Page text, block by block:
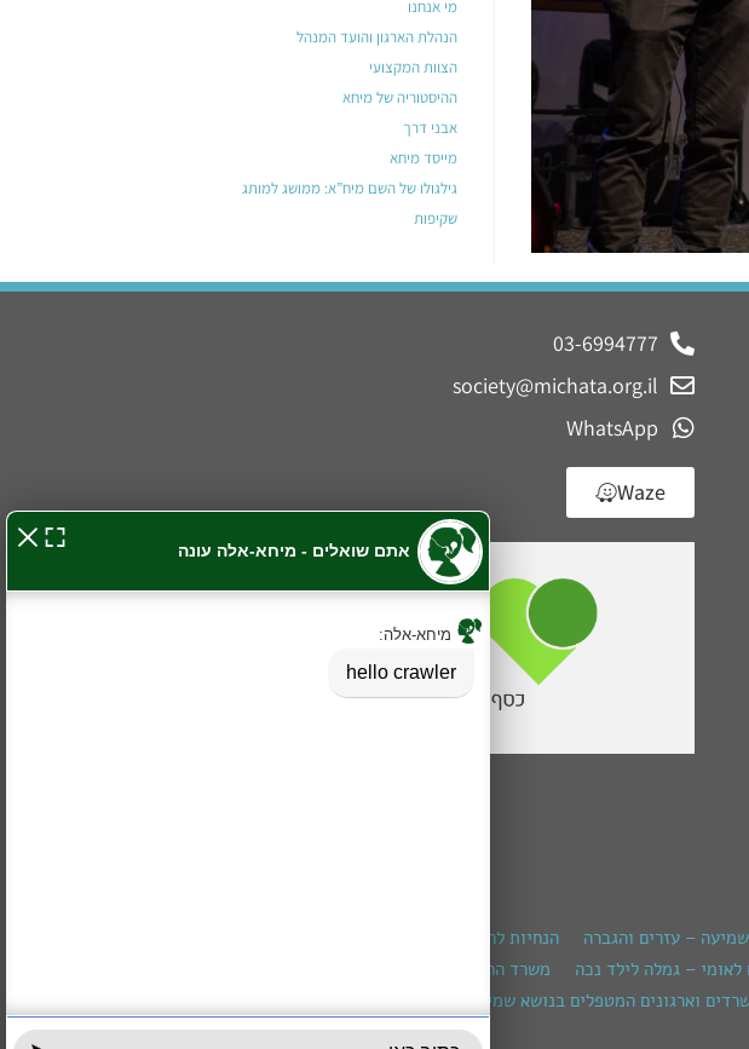
מי אנחנו
הנהלת הארגון והועד המנהל
הצוות המקצועי
ההיסטוריה של מיחא
אבני דרך
מייסד מיחא
גילגולו של השם מיח”א: ממושג למותג
שקיפות
03-6994777
society@michata.org.il
WhatsApp
Waze
– עזרים והגברה
הנחיות להרכבת מכשיר שמיעה
– גמלה לילד נכה
משרד הרווחה (מגיל חצי שנה עד גיל 3)
וארגונים המטפלים בנושא שמירה ומיצוי זכויות